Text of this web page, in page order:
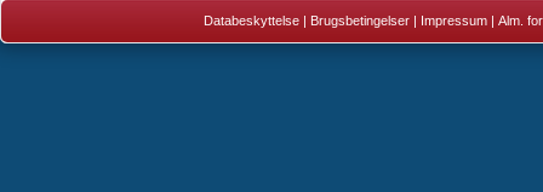
Databeskyttelse | Brugsbetingelser | Impressum | Alm.